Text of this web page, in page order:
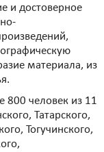
и достоверное
материала, из
800 человек из 11
Татарского,
Тогучинского,